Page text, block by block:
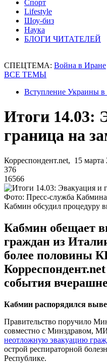
Спорт
Lifestyle
Шоу-биз
Наука
БЛОГИ ЧИТАТЕЛЕЙ
СПЕЦТЕМА: Война в Иране
ВСЕ ТЕМЫ
Вступление Украины
Итоги 14.03:
граница на
Корреспондент.net, 15 марта
376
16566
Фото: Пресс-служба Кабмина
Кабмин обсудил процедуру
Кабмин обещает
граждан из
более половины
события
Кабмин распорядился
Правительство поручило
совместно с Минздравом,
неотложную эвакуацию
острой респираторной
Республике.